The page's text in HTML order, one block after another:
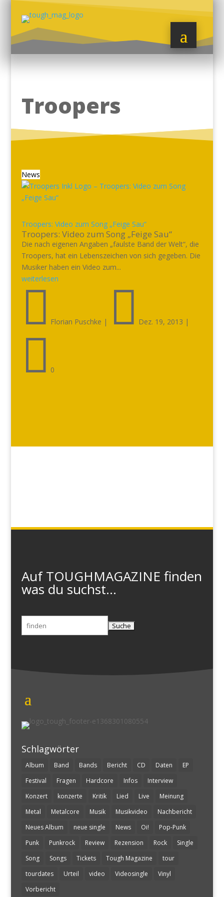
Troopers
News
Troopers: Video zum Song „Feige Sau“
Troopers: Video zum Song „Feige Sau“
Die nach eigenen Angaben „faulste Band der Welt“, die
Troopers, hat ein Lebenszeichen von sich gegeben. Die
Musiker haben ein Video zum...
weiterlesen
 Florian Puschke |  Dez. 19, 2013 |
 0
Auf TOUGHMAGAZINE finden
was du suchst...
Suchen
nach:
Schlagwörter
Album Band Bands Bericht CD Daten
EP
Festival
Fragen Hardcore Infos
Interview
Konzert
konzerte Kritik Lied Live
Meinung
Metal
Metalcore Musik Musikvideo
Nachbericht
Neues Album
neue single News Oi!
Pop-Punk
Punk
Punkrock Review Rezension Rock
Single
Song
Songs Tickets Tough Magazine
tour
tourdates
Urteil video Videosingle
Vinyl
Vorbericht